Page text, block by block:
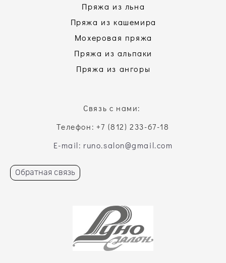
Пряжа из льна
Пряжа из кашемира
Мохеровая пряжа
Пряжа из альпаки
Пряжа из ангоры
Связь с нами:
Телефон: +7 (812) 233-67-18
E-mail: runo.salon@gmail.com
Обратная связь